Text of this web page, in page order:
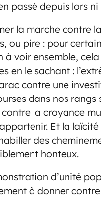
passé depuis lors
la marche contre
ou pire : pour
à voir ensemble,
en le sachant :
contre une
dans nos rangs
la croyance
Et la
des
honteux.
d’unité
à donner contre